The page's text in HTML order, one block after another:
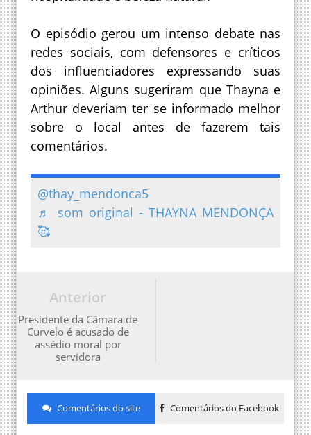
O episódio gerou um intenso debate nas
redes sociais, com defensores e críticos
dos influenciadores expressando suas
opiniões. Alguns sugeriram que Thayna e
Arthur deveriam ter se informado melhor
sobre o local antes de fazerem tais
comentários.
@thay_mendonca5
♬ som original - THAYNA MENDONÇA
🥰
Anterior
Presidente da Câmara de
Curvelo é acusado de
assédio moral por
servidora
Comentários do site Comentários do Facebook